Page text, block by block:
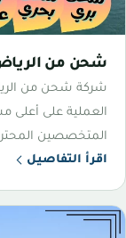
شحن من الرياض
شركة شحن من
العملية على
المتخصصين
اقرأ التفاصيل